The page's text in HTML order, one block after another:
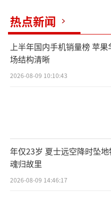
热点新闻
上半年国内手机销量榜 苹
场结构清晰
2026-08-09 10:10:43
年仅23岁 夏士远空降时坠
魂归故里
2026-08-09 14:46:17